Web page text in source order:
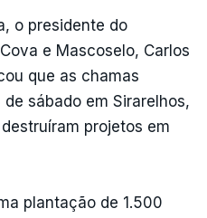
o presidente do
e Mascoselo, Carlos
que as chamas
sábado em Sirarelhos,
projetos em
plantação de 1.500